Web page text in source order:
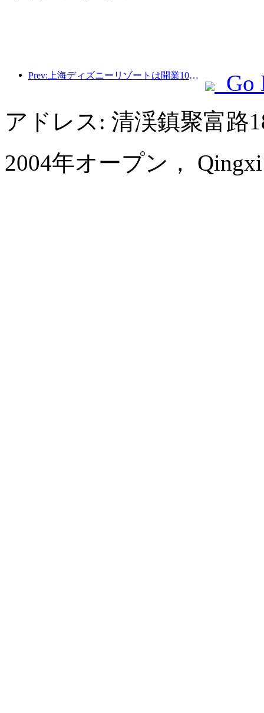
Prev:上海ディズニーリゾートは開業10周年を迎え、これまでに1億人以上の来場者数を記録した。
Go
アドレス: 清渓鎮聚富路
2004年オープン，